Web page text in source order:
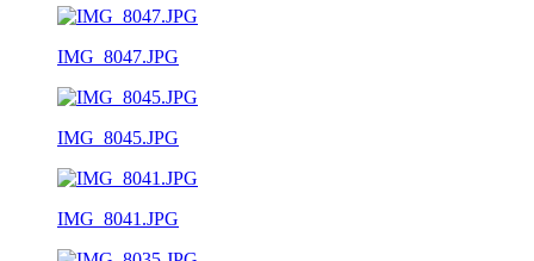
IMG_8047.JPG
IMG_8045.JPG
IMG_8041.JPG